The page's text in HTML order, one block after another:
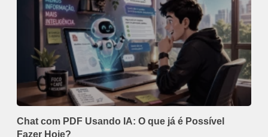
Chat com PDF Usando IA: O que já é Possível
Fazer Hoje?